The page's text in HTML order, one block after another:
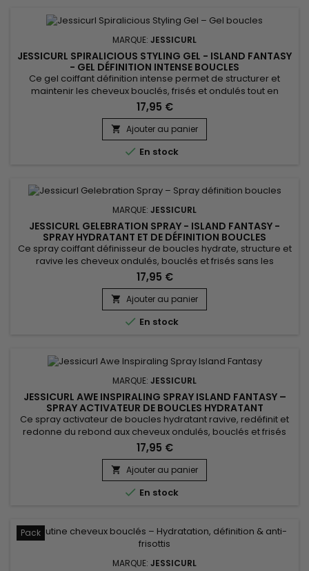
MARQUE: JESSICURL
JESSICURL SPIRALICIOUS STYLING GEL - ISLAND FANTASY
- GEL DÉFINITION INTENSE BOUCLES
Ce gel coiffant définition intense permet de structurer et
maintenir les cheveux bouclés, frisés et ondulés tout en
conservant souplesse et brillance. Jessicurl Spiralicious
Styling Gel Island Fantasy associe des agents fixants
performants, de l’huile de jojoba et du panthénol pour
renforcer la tenue des boucles, contrôler les frisottis et
améliorer la...
17,95 €
 Ajouter au panier
 En stock
MARQUE: JESSICURL
JESSICURL GELEBRATION SPRAY - ISLAND FANTASY -
SPRAY HYDRATANT ET DE DÉFINITION BOUCLES
Ce spray coiffant définisseur de boucles hydrate, structure et
ravive les cheveux ondulés, bouclés et frisés sans les
alourdir. Jessicurl Gelebration Spray Island Fantasy associe
extrait de graines de lin, glycérine, Aloe Vera et huile de
jojoba pour améliorer la définition, contrôler les frisottis et
apporter de la brillance. Sa texture légère en spray...
17,95 €
 Ajouter au panier
 En stock
MARQUE: JESSICURL
JESSICURL AWE INSPIRALING SPRAY ISLAND FANTASY –
SPRAY ACTIVATEUR DE BOUCLES HYDRATANT
Ce spray activateur de boucles hydratant ravive, redéfinit et
redonne du rebond aux cheveux ondulés, bouclés et frisés
entre deux lavages. Jessicurl Awe Inspiraling Spray Island
Fantasy associe glycérine, Aloe Vera et huile de jojoba pour
maintenir l’hydratation, améliorer la souplesse et limiter les
frisottis. Sa texture ultra-légère permet de réactiver...
17,95 €
 Ajouter au panier
 En stock
Pack
MARQUE: JESSICURL